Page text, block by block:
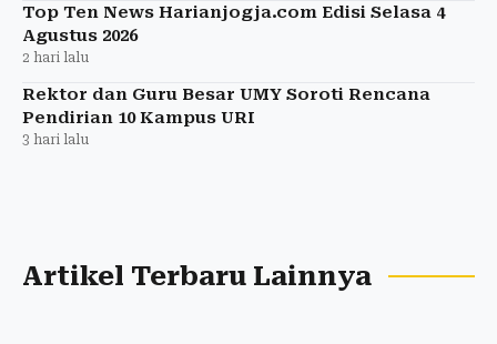
Top Ten News Harianjogja.com Edisi Selasa 4
Agustus 2026
2 hari lalu
Rektor dan Guru Besar UMY Soroti Rencana
Pendirian 10 Kampus URI
3 hari lalu
Artikel Terbaru Lainnya